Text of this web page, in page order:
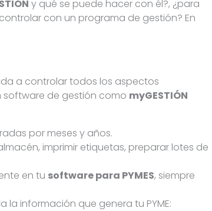
y qué se puede hacer con él?, ¿para
con un programa de gestión? En
a controlar todos los aspectos
software de gestión como myGESTIÓN
por meses y años.
imprimir etiquetas, preparar lotes de
en tu software para PYMES, siempre
información que genera tu PYME: